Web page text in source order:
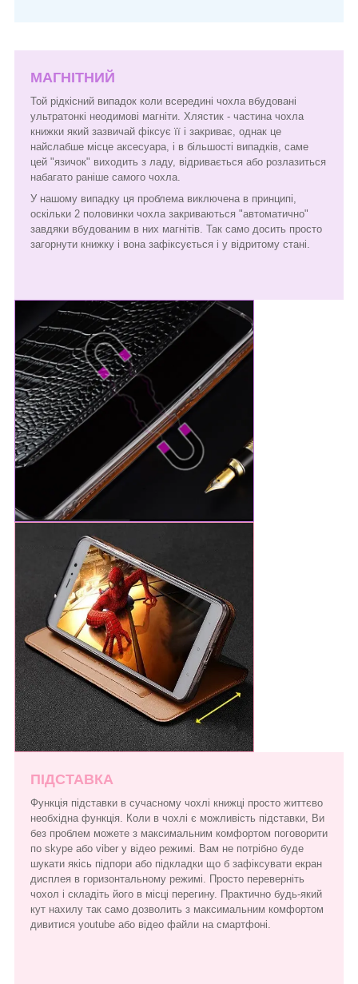
МАГНІТНИЙ
Той рідкісний випадок коли всередині чохла вбудовані
ультратонкі неодимові магніти. Хлястик - частина чохла
книжки який зазвичай фіксує її і закриває, однак це
найслабше місце аксесуара, і в більшості випадків, саме
цей "язичок" виходить з ладу, відривається або розлазиться
набагато раніше самого чохла.
У нашому випадку ця проблема виключена в принципі,
оскільки 2 половинки чохла закриваються "автоматично"
завдяки вбудованим в них магнітів. Так само досить просто
загорнути книжку і вона зафіксується і у відритому стані.
ПІДСТАВКА
Функція підставки в сучасному чохлі книжці просто життєво
необхідна функція. Коли в чохлі є можливість підставки, Ви
без проблем можете з максимальним комфортом поговорити
по skype або viber у відео режимі. Вам не потрібно буде
шукати якісь підпори або підкладки що б зафіксувати екран
дисплея в горизонтальному режимі. Просто переверніть
чохол і складіть його в місці перегину. Практично будь-який
кут нахилу так само дозволить з максимальним комфортом
дивитися youtube або відео файли на смартфоні.